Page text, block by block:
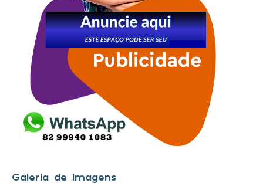
Galeria de Imagens